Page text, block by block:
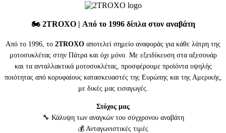
🏍️ 2TROXO| Από το 1996 δίπλα στον αναβάτη
Από το 1996, το 2TROXO αποτελεί σημείο αναφοράς για κάθε λάτρη της
μοτοσυκλέτας στην Πάτρα και όχι μόνο. Με εξειδίκευση στα αξεσουάρ
και τα ανταλλακτικά μοτοσυκλέτας, προσφέρουμε προϊόντα υψηλής
ποιότητας από κορυφαίους κατασκευαστές της Ευρώπης και της Αμερικής,
με δικές μας εισαγωγές.
Στόχος μας
🔧 Κάλυψη των αναγκών του σύγχρονου αναβάτη
💰 Ανταγωνιστικές τιμές